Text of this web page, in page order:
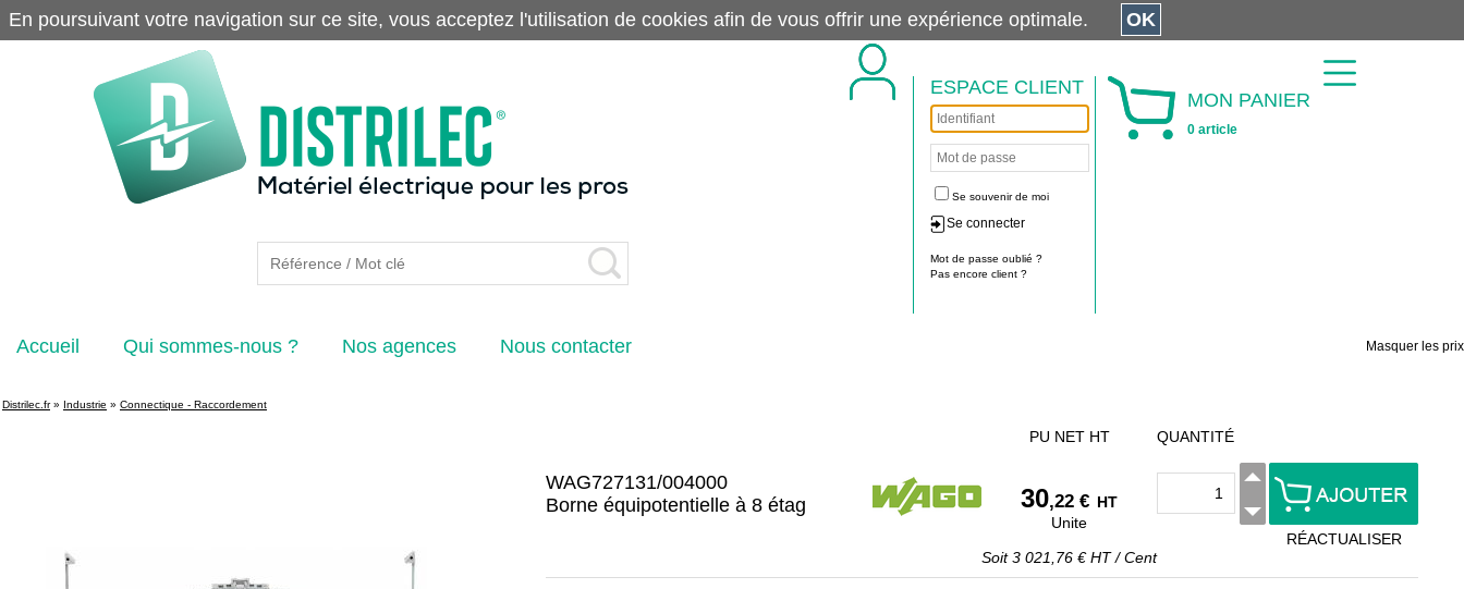
ESPACE CLIENT
Se souvenir de moi
Se connecter
Mot de passe oublié ?
Pas encore client ?
MON PANIER
0 article
Accueil Qui sommes-nous ? Nos agences Nous contacter Masquer les prix
Distrilec.fr» Industrie » Connectique - Raccordement
WAG727131/004000
Borne équipotentielle à 8 étag
PU NET HT
30,22 € HT
Unite
Soit3 021,76 € HT/Cent
QUANTITÉ
RÉACTUALISER
En poursuivant votre navigation sur ce site, vous acceptez l'utilisation de cookies afin de vous offrir une expérience optimale. OK